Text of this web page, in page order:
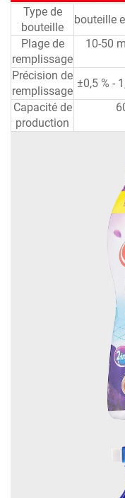
Type de
bouteille
bouteille
Plage de
remplissage
10-50
Précision de
remplissage
±0,5 % -
Capacité de
production